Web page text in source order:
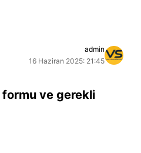
admin
16 Haziran 2025: 21:45
ve gerekli